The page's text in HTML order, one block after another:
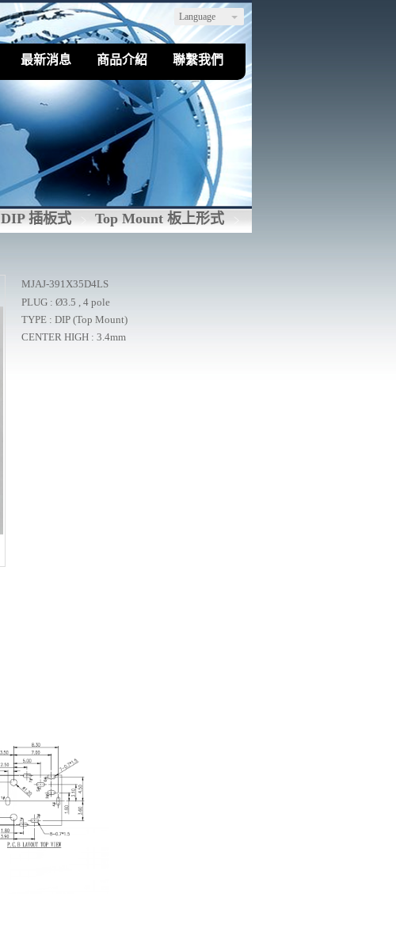
Language
最新消息 商品介紹 聯繫我們
DIP 插板式
Top Mount 板上形式
MJAJ-391X35D4LS
PLUG : Ø3.5 , 4 pole
TYPE : DIP (Top Mount)
CENTER HIGH : 3.4mm